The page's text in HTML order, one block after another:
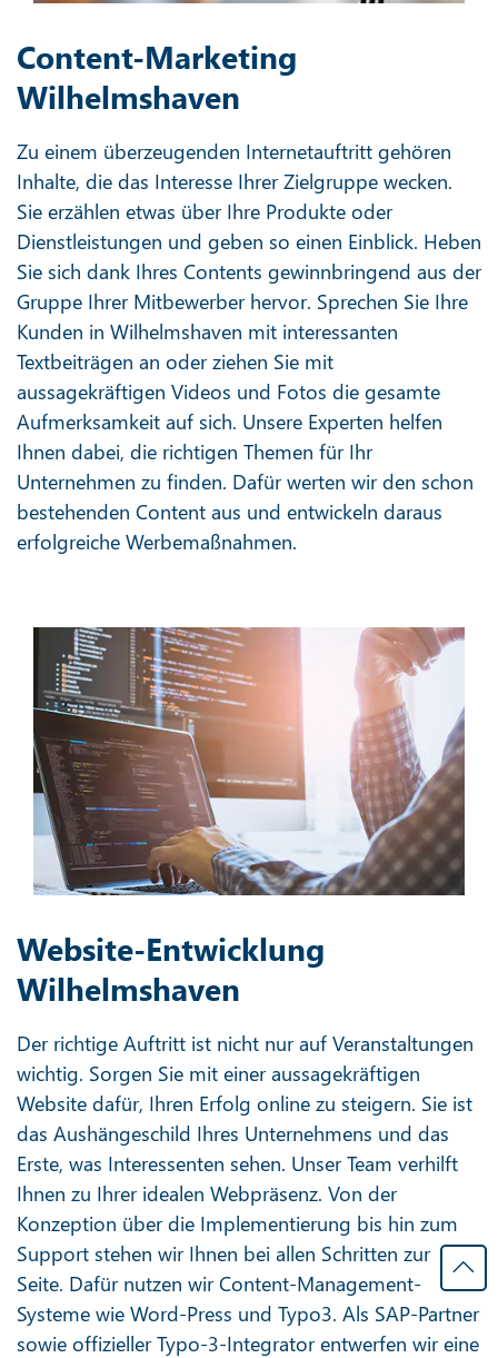
Content-Marketing
Wilhelmshaven
Zu einem überzeugenden Internetauftritt gehören
Inhalte, die das Interesse Ihrer Zielgruppe wecken.
Sie erzählen etwas über Ihre Produkte oder
Dienstleistungen und geben so einen Einblick. Heben
Sie sich dank Ihres Contents gewinnbringend aus der
Gruppe Ihrer Mitbewerber hervor. Sprechen Sie Ihre
Kunden in Wilhelmshaven mit interessanten
Textbeiträgen an oder ziehen Sie mit
aussagekräftigen Videos und Fotos die gesamte
Aufmerksamkeit auf sich. Unsere Experten helfen
Ihnen dabei, die richtigen Themen für Ihr
Unternehmen zu finden. Dafür werten wir den schon
bestehenden Content aus und entwickeln daraus
erfolgreiche Werbemaßnahmen.
Website-Entwicklung
Wilhelmshaven
Der richtige Auftritt ist nicht nur auf Veranstaltungen
wichtig. Sorgen Sie mit einer aussagekräftigen
Website dafür, Ihren Erfolg online zu steigern. Sie ist
das Aushängeschild Ihres Unternehmens und das
Erste, was Interessenten sehen. Unser Team verhilft
Ihnen zu Ihrer idealen Webpräsenz. Von der
Konzeption über die Implementierung bis hin zum
Support stehen wir Ihnen bei allen Schritten zur
Seite. Dafür nutzen wir Content-Management-
Systeme wie Word-Press und Typo3. Als SAP-Partner
sowie offizieller Typo-3-Integrator entwerfen wir eine